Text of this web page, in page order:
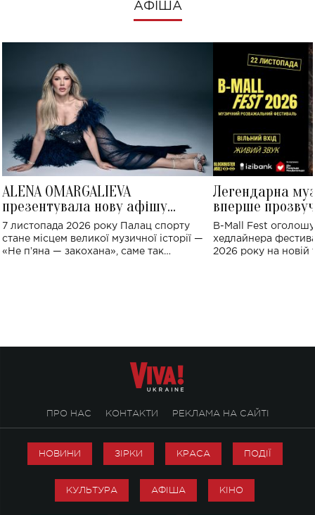
АФІША
ALENA OMARGALIEVA
презентувала нову афішу
великого концерту в Палаці
спорту
7 листопада 2026 року Палац спорту
стане місцем великої музичної історії —
«Не пʼяна — закохана», саме так
Легендарна
вперше
Україні: де
B-Mall Fest
хедлайнера
2026 року на новій
ПРО НАС КОНТАКТИ РЕКЛАМА НА САЙТІ
НОВИНИ ЗІРКИ КРАСА ПОДІЇ
КУЛЬТУРА АФІША КІНО